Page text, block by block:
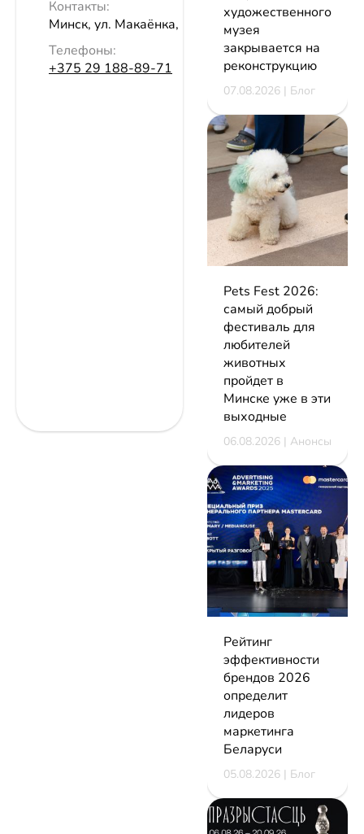
Контакты:
Минск, ул. Макаёнка, 12б
Телефоны:
+375 29 188-89-71
художественного
музея
закрывается на
реконструкцию
07.08.2026 | Блог
Pets Fest 2026:
самый добрый
фестиваль для
любителей
животных
пройдет в
Минске уже в эти
выходные
06.08.2026 | Анонсы
Рейтинг
эффективности
брендов 2026
определит
лидеров
маркетинга
Беларуси
05.08.2026 | Блог